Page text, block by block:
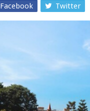
Facebook Twitter